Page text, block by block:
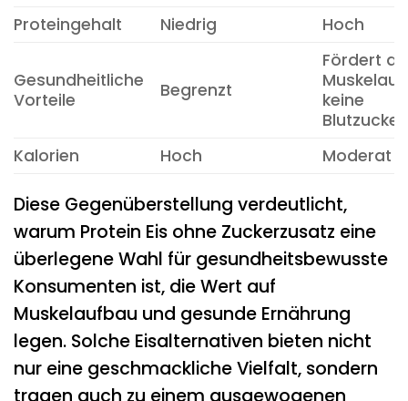
Proteingehalt Niedrig Hoch
Gesundheitliche
Vorteile
Begrenzt
Fördert
keine
Kalorien
Hoch Moderat
Diese Gegenüberstellung verdeutlicht,
warum Protein Eis ohne Zuckerzusatz eine
überlegene Wahl für gesundheitsbewusste
Konsumenten ist, die Wert auf
Muskelaufbau und gesunde Ernährung
legen. Solche Eisalternativen bieten nicht
nur eine geschmackliche Vielfalt, sondern